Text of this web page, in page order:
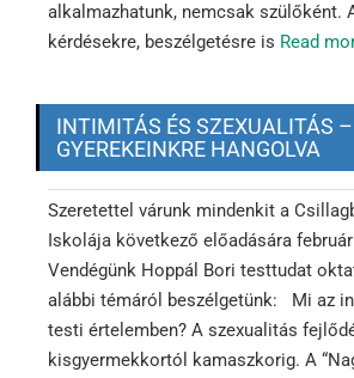
alkalmazhatunk, nemcsak szülőként.
kérdésekre, beszélgetésre is Read
INTIMITÁS ÉS SZEXUALITÁS –
GYEREKEINKRE HANGOLVA
Szeretettel várunk mindenkit a
Iskolája következő előadására
Vendégünk Hoppál Bori testtudat
alábbi témáról beszélgetünk: Mi az
testi értelemben? A szexualitás
kisgyermekkortól kamaszkorig. A